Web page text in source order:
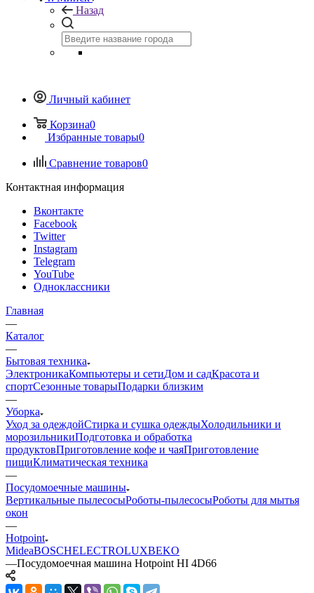
Назад
Личный кабинет
Корзина0
Избранные товары0
Сравнение товаров0
Контактная информация
Вконтакте
Facebook
Twitter
Instagram
Telegram
YouTube
Одноклассники
Главная
—
Каталог
—
Бытовая техника
ЭлектроникаКомпьютеры и сетиДом и садКрасота и
спортСезонные товарыПодарки близким
—
Уборка
Уход за одеждойСтирка и сушка одеждыХолодильники и
морозильникиПодготовка и обработка
продуктовПриготовление кофе и чаяПриготовление
пищиКлиматическая техника
—
Посудомоечные машины
Вертикальные пылесосыРоботы-пылесосыРоботы для мытья
окон
—
Hotpoint
MideaBOSCHELECTROLUXBEKO
—Посудомоечная машина Hotpoint HI 4D66